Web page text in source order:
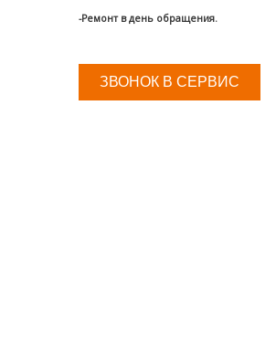
-Ремонт в день обращения.
ЗВОНОК В СЕРВИС